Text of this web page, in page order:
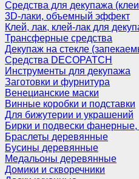
Средства для декупажа
3D-лаки, объемный эффект
Клей, лак, клей-лак для
Трансферные средства
Декупаж на стекле
Средства DECOPATCH
Инструменты для декупажа
Заготовки и фурнитура
Венецианские маски
Винные коробки и подставки
Для бижутерии и украшений
Бирки и подвески
Браслеты деревянные
Бусины деревянные
Медальоны деревянные
Домики и скворечники